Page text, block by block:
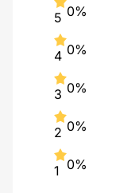
5 0%
4 0%
3 0%
2 0%
1 0%